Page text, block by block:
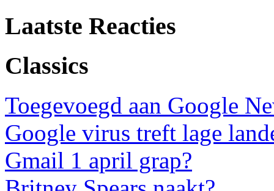
Laatste Reacties
Classics
Toegevoegd aan Google
Google virus treft lage
Gmail 1 april grap?